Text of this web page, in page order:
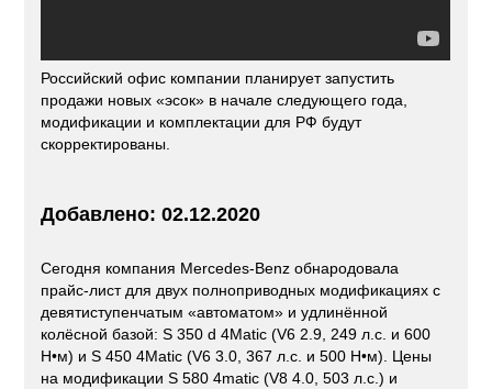
Российский офис компании планирует запустить
продажи новых «эсок» в начале следующего года,
модификации и комплектации для РФ будут
скорректированы.
Добавлено: 02.12.2020
Сегодня компания Mercedes-Benz обнародовала
прайс-лист для двух полноприводных модификациях с
девятиступенчатым «автоматом» и удлинённой
колёсной базой: S 350 d 4Matic (V6 2.9, 249 л.с. и 600
Н•м) и S 450 4Matic (V6 3.0, 367 л.с. и 500 Н•м). Цены
на модификации S 580 4matic (V8 4.0, 503 л.с.) и